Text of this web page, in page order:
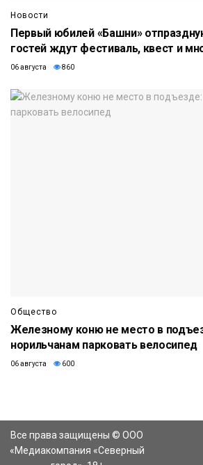
Новости
Первый юбилей «Башни»
гостей ждут фестиваль, квест и
06 августа 860
Общество
Железному коню не место в
норильчанам парковать велосипед
06 августа 600
Все права защищены © ООО
«Медиакомпания «Северный